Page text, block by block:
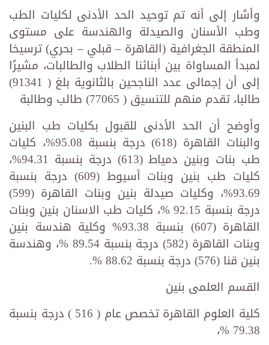
وأشار إلى أنه تم توحيد الحد الأدنى لكليات الطب
وطب الأسنان والصيدلة والهندسة على مستوى
المنطقة الجغرافية (القاهرة – قبلي – بحري) ترسيخا
لمبدأ المساواة بين أبنائنا الطلاب والطالبات، مشيرًا
إلى أن إجمالى عدد الناجحين بالثانوية بلغ ( 91341)
طالبا، تقدم منهم للتنسيق ( 77065) طالب وطالبة
وأوضح أن الحد الأدنى للقبول بكليات طب البنين
والبنات القاهرة (618) درجة بنسبة 95.08%، كليات
طب بنات وبنين دمياط (613) درجة بنسبة 94.31%،
كليات طب بنين وبنات أسيوط (609) درجة بنسبة
93.69%، وكليات صيدلة بنين وبنات القاهرة (599)
درجة بنسبة 92.15 %، كليات طب الاسنان بنين وبنات
القاهرة (607) بنسبة 93.38% وكلية هندسة بنين
وبنات القاهرة (582) درجة بنسبة 89.54 %، وهندسة
بنين قنا (576) درجة بنسبة 88.62 %.
القسم العلمى بنين
كلية العلوم القاهرة تخصص عام ( 516 ) درجة بنسبة
79.38 %،